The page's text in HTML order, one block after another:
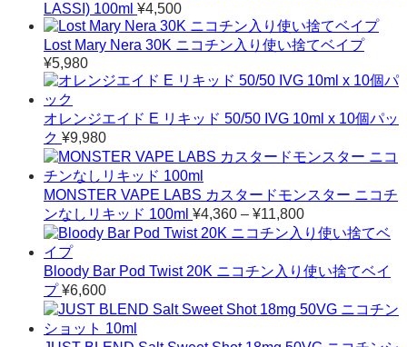
LASSI) 100ml ¥4,500
Lost Mary Nera 30K ニコチン入り使い捨てベイプ
¥5,980
オレンジエイド E リキッド 50/50 IVG 10ml x 10個パッ
ク ¥9,980
MONSTER VAPE LABS カスタードモンスター ニコチ
ンなしリキッド 100ml ¥4,360 – ¥11,800価
格
¥4,360
¥11,800
Bloody Bar Pod Twist 20K ニコチン入り使い捨てベイ
プ ¥6,600